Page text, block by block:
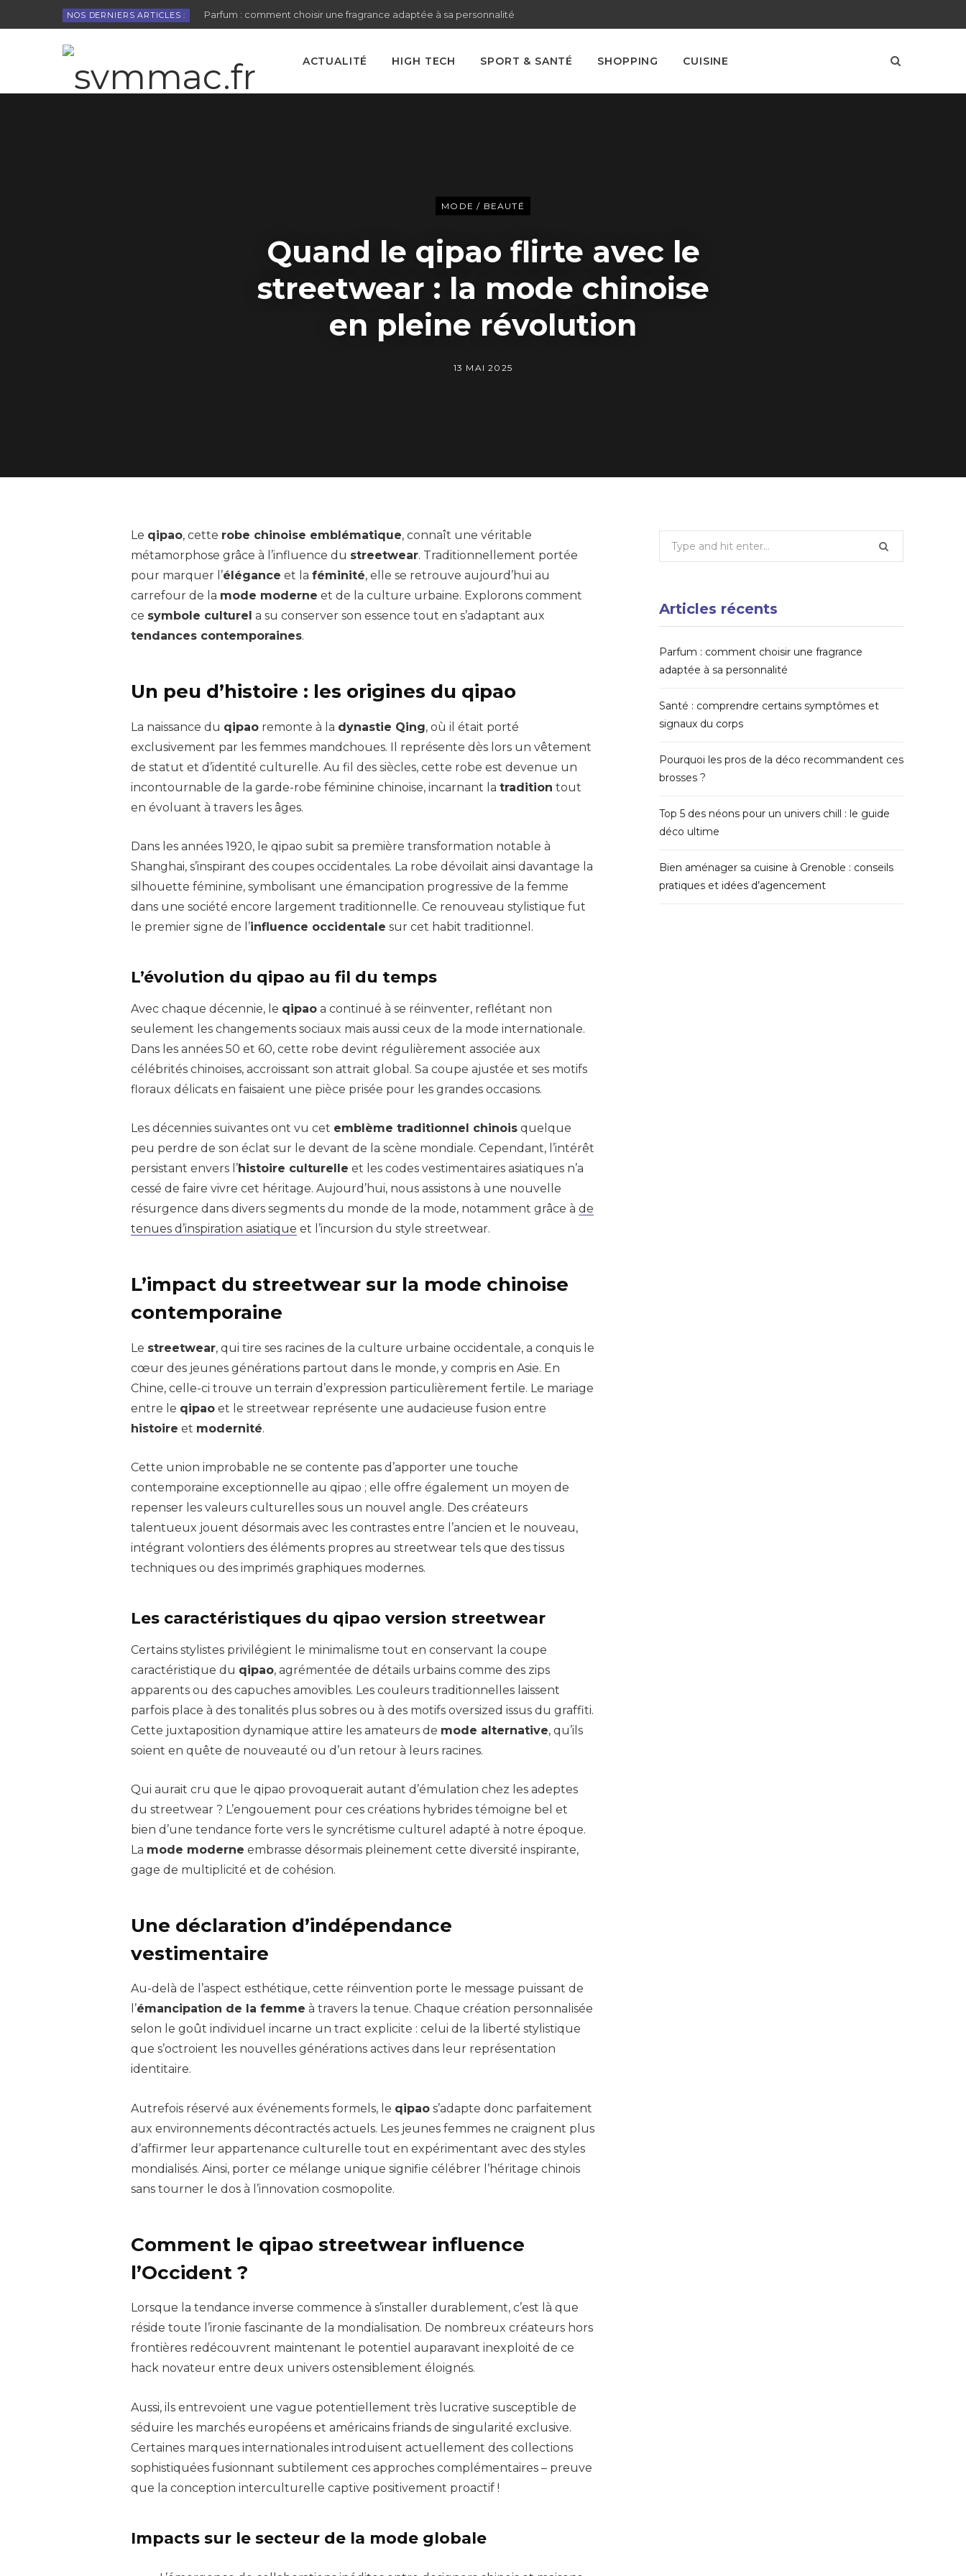
NOS DERNIERS ARTICLES : Parfum : comment choisir une fragrance adaptée à sa personnalité
ACTUALITÉ HIGH TECH SPORT & SANTÉ SHOPPING CUISINE
MODE / BEAUTÉ
Quand le qipao flirte avec le
streetwear : la mode chinoise
en pleine révolution
13 MAI 2025
Le qipao, cette robe chinoise emblématique, connaît une véritable
métamorphose grâce à l’influence du streetwear. Traditionnellement portée
pour marquer l’élégance et la féminité, elle se retrouve aujourd’hui au
carrefour de la mode moderne et de la culture urbaine. Explorons comment
ce symbole culturel a su conserver son essence tout en s’adaptant aux
tendances contemporaines.
Un peu d’histoire : les origines du qipao
La naissance du qipaoremonte à la dynastie Qing, où il était porté
exclusivement par les femmes mandchoues. Il représente dès lors un vêtement
de statut et d’identité culturelle. Au fil des siècles, cette robe est devenue un
incontournable de la garde-robe féminine chinoise, incarnant la tradition tout
en évoluant à travers les âges.
Dans les années 1920, le qipao subit sa première transformation notable à
Shanghai, s’inspirant des coupes occidentales. La robe dévoilait ainsi davantage la
silhouette féminine, symbolisant une émancipation progressive de la femme
dans une société encore largement traditionnelle. Ce renouveau stylistique fut
le premier signe de l’influence occidentale sur cet habit traditionnel.
L’évolution du qipao au fil du temps
Avec chaque décennie, le qipaoa continué à se réinventer, reflétant non
seulement les changements sociaux mais aussi ceux de la mode internationale.
Dans les années 50 et 60, cette robe devint régulièrement associée aux
célébrités chinoises, accroissant son attrait global. Sa coupe ajustée et ses motifs
floraux délicats en faisaient une pièce prisée pour les grandes occasions.
Les décennies suivantes ont vu cet emblème traditionnel chinoisquelque
peu perdre de son éclat sur le devant de la scène mondiale. Cependant, l’intérêt
persistant envers l’histoire culturelle et les codes vestimentaires asiatiques n’a
cessé de faire vivre cet héritage. Aujourd’hui, nous assistons à une nouvelle
résurgence dans divers segments du monde de la mode, notamment grâce à de
tenues d’inspiration asiatique et l’incursion du style streetwear.
L’impact du streetwear sur la mode chinoise
contemporaine
Le streetwear, qui tire ses racines de la culture urbaine occidentale, a conquis le
cœur des jeunes générations partout dans le monde, y compris en Asie. En
Chine, celle-ci trouve un terrain d’expression particulièrement fertile. Le mariage
entre le qipaoet le streetwear représente une audacieuse fusion entre
histoire et modernité.
Cette union improbable ne se contente pas d’apporter une touche
contemporaine exceptionnelle au qipao ; elle offre également un moyen de
repenser les valeurs culturelles sous un nouvel angle. Des créateurs
talentueux jouent désormais avec les contrastes entre l’ancien et le nouveau,
intégrant volontiers des éléments propres au streetwear tels que des tissus
techniques ou des imprimés graphiques modernes.
Les caractéristiques du qipao version streetwear
Certains stylistes privilégient le minimalisme tout en conservant la coupe
caractéristique du qipao, agrémentée de détails urbains comme des zips
apparents ou des capuches amovibles. Les couleurs traditionnelles laissent
parfois place à des tonalités plus sobres ou à des motifs oversized issus du graffiti.
Cette juxtaposition dynamique attire les amateurs de mode alternative, qu’ils
soient en quête de nouveauté ou d’un retour à leurs racines.
Qui aurait cru que le qipao provoquerait autant d’émulation chez les adeptes
du streetwear ? L’engouement pour ces créations hybrides témoigne bel et
bien d’une tendance forte vers le syncrétisme culturel adapté à notre époque.
La mode moderne embrasse désormais pleinement cette diversité inspirante,
gage de multiplicité et de cohésion.
Une déclaration d’indépendance
vestimentaire
Au-delà de l’aspect esthétique, cette réinvention porte le message puissant de
l’émancipation de la femme à travers la tenue. Chaque création personnalisée
selon le goût individuel incarne un tract explicite : celui de la liberté stylistique
que s’octroient les nouvelles générations actives dans leur représentation
identitaire.
Autrefois réservé aux événements formels, le qipaos’adapte donc parfaitement
aux environnements décontractés actuels. Les jeunes femmes ne craignent plus
d’affirmer leur appartenance culturelle tout en expérimentant avec des styles
mondialisés. Ainsi, porter ce mélange unique signifie célébrer l’héritage chinois
sans tourner le dos à l’innovation cosmopolite.
Comment le qipao streetwear influence
l’Occident ?
Lorsque la tendance inverse commence à s’installer durablement, c’est là que
réside toute l’ironie fascinante de la mondialisation. De nombreux créateurs hors
frontières redécouvrent maintenant le potentiel auparavant inexploité de ce
hack novateur entre deux univers ostensiblement éloignés.
Aussi, ils entrevoient une vague potentiellement très lucrative susceptible de
séduire les marchés européens et américains friands de singularité exclusive.
Certaines marques internationales introduisent actuellement des collections
sophistiquées fusionnant subtilement ces approches complémentaires – preuve
que la conception interculturelle captive positivement proactif !
Impacts sur le secteur de la mode globale
Search
Articles récents
Parfum : comment choisir une fragrance
adaptée à sa personnalité
Santé : comprendre certains symptômes et
signaux du corps
Pourquoi les pros de la déco recommandent ces
brosses ?
Top 5 des néons pour un univers chill : le guide
déco ultime
Bien aménager sa cuisine à Grenoble : conseils
pratiques et idées d’agencement